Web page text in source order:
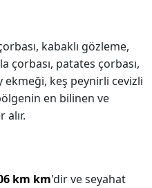
kabaklı gözleme,
çorbası, patates çorbası,
ekmeği, keş peynirli cevizli
en bilinen ve
alır.
km km'dir ve seyahat